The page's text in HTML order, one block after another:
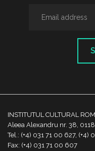
INSTITUTUL CULTURAL
Aleea Alexandru nr. 38,
Tel.: (+4) 031 71 00 627, (+4)
Fax: (+4) 031 71 00 607